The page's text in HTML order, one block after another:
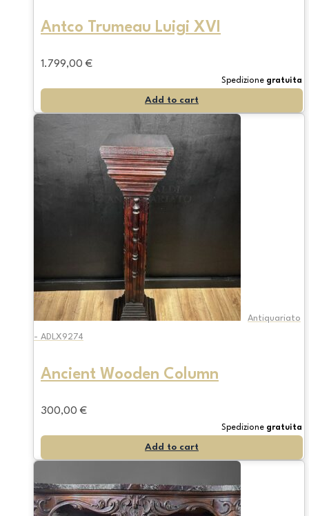
Antco Trumeau Luigi XVI
1.799,00 €
Spedizione gratuita
Add to cart
Antiquariato
- ADLX9274
Ancient Wooden Column
300,00 €
Spedizione gratuita
Add to cart